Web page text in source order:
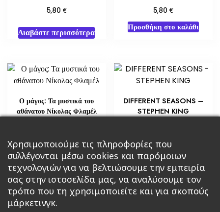
5,80 €
Διαβάστε περισσότερα
5,80€
Προσθήκη στο καλάθι
Ο μάγος: Τα μυστικά του
αθάνατου Νίκολας Φλαμέλ
Διαβάστε περισσότερα
DIFFERENT SEASONS –
STEPHEN KING
Προσθήκη στο καλάθι
Χρησιμοποιούμε τις πληροφορίες που
συλλέγονται μέσω cookies και παρόμοιων
τεχνολογιών για να βελτιώσουμε την εμπειρία
σας στην ιστοσελίδα μας, να αναλύσουμε τον
τρόπο που τη χρησιμοποιείτε και για σκοπούς
μάρκετινγκ.